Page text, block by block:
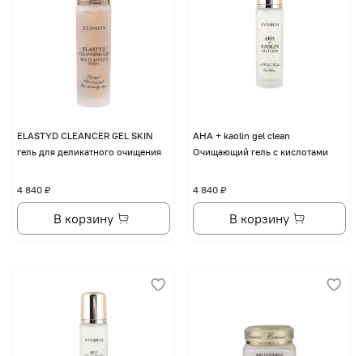
ELASTYD CLEANCER GEL SKIN
гель для деликатного очищения
4 840 ₽
В корзину
AHA + kaolin gel clean
Очищающий гель с кислотами
4 840 ₽
В корзину